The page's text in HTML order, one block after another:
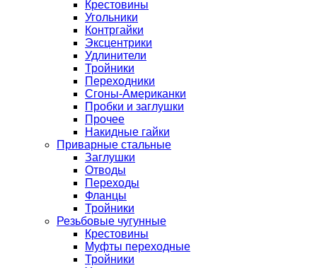
Крестовины
Угольники
Контргайки
Эксцентрики
Удлинители
Тройники
Переходники
Сгоны-Американки
Пробки и заглушки
Прочее
Накидные гайки
Приварные стальные
Заглушки
Отводы
Переходы
Фланцы
Тройники
Резьбовые чугунные
Крестовины
Муфты переходные
Тройники